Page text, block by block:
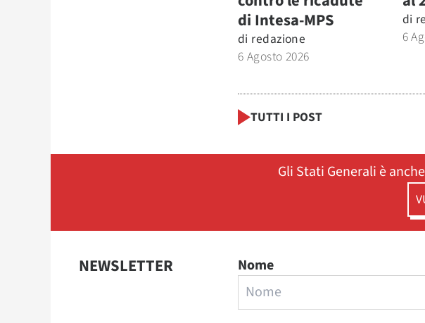
di Intesa-MPS
di redazione
6 Agosto 2026
di
6
TUTTI I POST
Gli Stati Generali è
NEWSLETTER Nome